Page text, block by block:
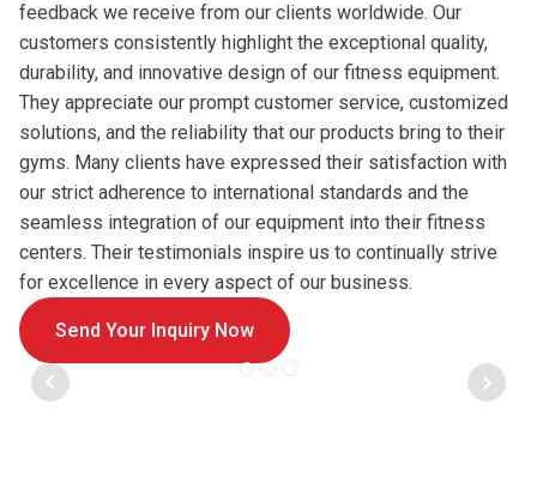
feedback we receive from our clients worldwide. Our
customers consistently highlight the exceptional quality,
durability, and innovative design of our fitness equipment.
They appreciate our prompt customer service, customized
solutions, and the reliability that our products bring to their
gyms. Many clients have expressed their satisfaction with
our strict adherence to international standards and the
seamless integration of our equipment into their fitness
centers. Their testimonials inspire us to continually strive
for excellence in every aspect of our business.
Send Your Inquiry Now